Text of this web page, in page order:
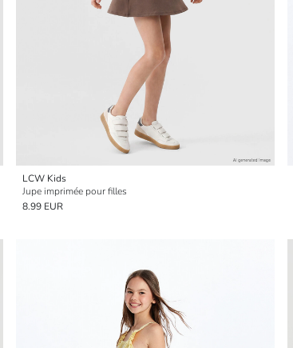
LCW Kids
Jupe imprimée pour filles
8.99 EUR